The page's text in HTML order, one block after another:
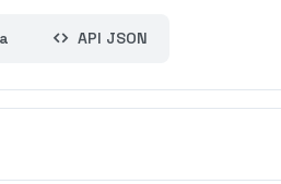
API JSON